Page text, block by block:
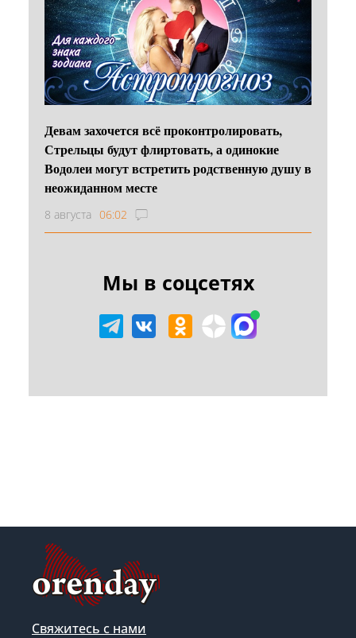
Девам захочется всё проконтролировать,
Стрельцы будут флиртовать, а одинокие
Водолеи могут встретить родственную душу в
неожиданном месте
8 августа 06:02
Мы в соцсетях
Свяжитесь с нами